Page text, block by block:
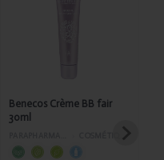
Benecos Crème BB fair
30ml
COSMÉTIQUES